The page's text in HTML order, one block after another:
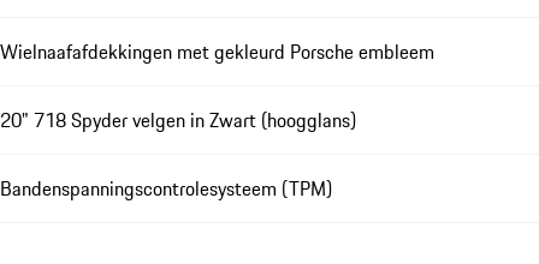
Wielnaafafdekkingen met gekleurd Porsche embleem
20" 718 Spyder velgen in Zwart (hoogglans)
Bandenspanningscontrolesysteem (TPM)